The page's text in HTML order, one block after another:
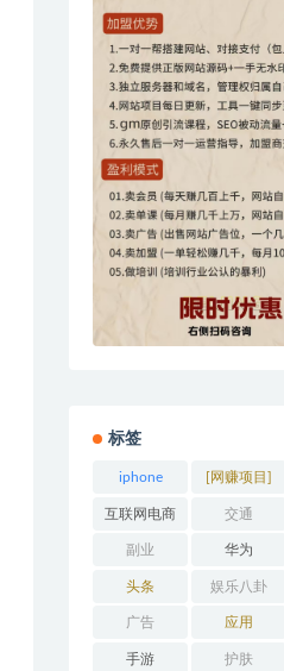
标签
iphone [网赚项目]
互联网电商 交通
副业 华为
头条 娱乐八卦
广告 应用
手游 护肤